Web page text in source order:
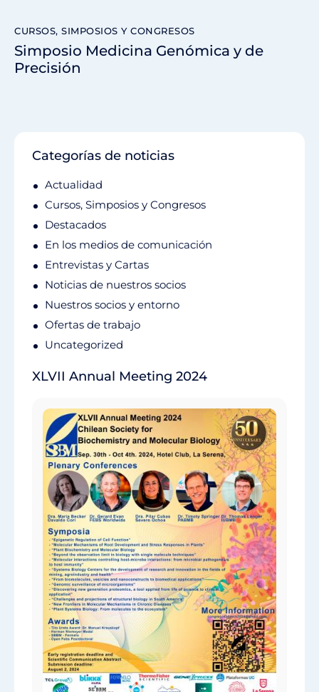
CURSOS, SIMPOSIOS Y CONGRESOS
Simposio Medicina Genómica y de
Precisión
Categorías de noticias
Actualidad
Cursos, Simposios y Congresos
Destacados
En los medios de comunicación
Entrevistas y Cartas
Noticias de nuestros socios
Nuestros socios y entorno
Ofertas de trabajo
Uncategorized
XLVII Annual Meeting 2024